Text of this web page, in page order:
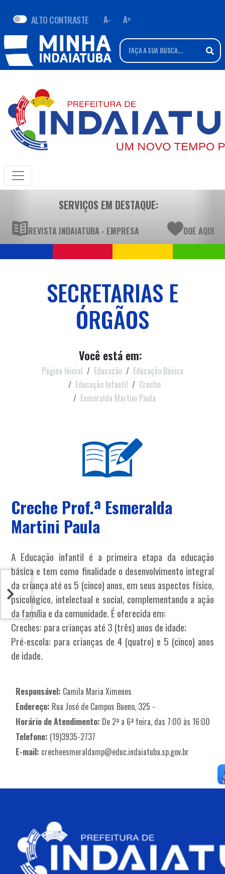
ALTO CONTRASTE A- A+
SERVIÇOS EM DESTAQUE:
REVISTA INDAIATUBA - EMPRESA DOE AQUI
SECRETARIAS E
ÓRGÃOS
Você está em:
Página Inicial Educação
Educação Básica
Educação Infantil
Creche
Esmeralda Martini Paula
Creche Prof.ª Esmeralda
Martini Paula
A Educação infantil é a primeira etapa da educação
básica e tem como finalidade o desenvolvimento integral
da criança até os 5 (cinco) anos, em seus aspectos físico,
psicológico, intelectual e social, complementando a ação
da família e da comunidade. É oferecida em:
Creches: para crianças até 3 (três) anos de idade;
Pré-escola: para crianças de 4 (quatro) e 5 (cinco) anos
de idade.
Responsável: Camila Maria Ximenes
Endereço: Rua José de Campos Bueno, 325 -
Horário de Atendimento: De 2ª a 6ª feira, das 7:00 às 16:00
Telefone: (19)3935-2737
E-mail: crecheesmeraldamp@educ.indaiatuba.sp.gov.br